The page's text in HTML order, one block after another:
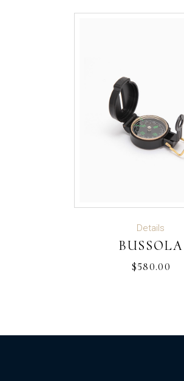
ADD TO CART
Details
BUSSOLA
$580.00